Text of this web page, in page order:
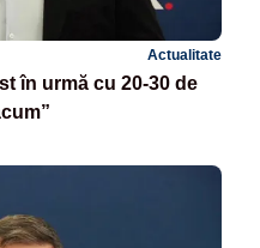
Actualitate
în urmă cu 20-30 de